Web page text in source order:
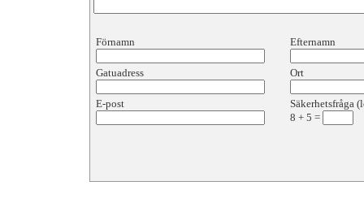
Förnamn Efternamn
Gatuadress Ort
E-post
Säkerhetsfråga
8 + 5 =